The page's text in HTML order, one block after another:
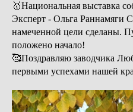
🥇Национальная выставка
Эксперт - Ольга Раннамяги
намеченной цели сделаны.
положено начало!
🥰Поздравляю заводчика
первыми успехами нашей